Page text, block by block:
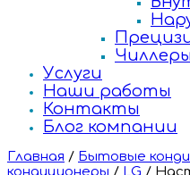
Чиллеры
Услуги
Наши работы
Контакты
Блог компании
Главная / Бытовые
кондиционеры / LG /